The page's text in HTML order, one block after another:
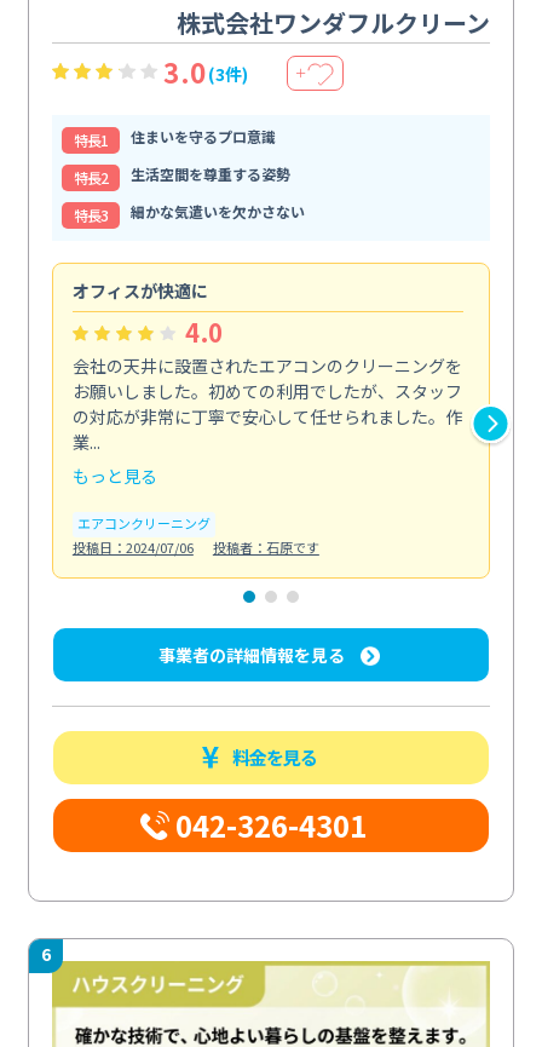
株式会社ワンダフルクリーン
3.0(3件) ＋
特⻑1
住まいを守るプロ意識
特⻑2
生活空間を尊重する姿勢
特⻑3
細かな気遣いを欠かさない
オフィスが快適に
4.0
会社の天井に設置されたエアコンのクリーニングを
お願いしました。初めての利用でしたが、スタッフ
の対応が非常に丁寧で安心して任せられました。作
業...
もっと見る
エアコンクリーニング
投稿日：2024/07/06
投稿者：石原です
事業者の詳細情報を見る
料金を見る
042-326-4301
6